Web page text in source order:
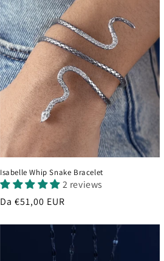
Isabelle Whip Snake Bracelet
2 reviews
Prezzo
Da €51,00 EUR